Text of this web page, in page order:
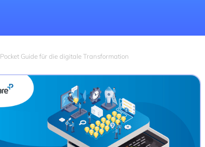
Pocket Guide für die digitale Transformation